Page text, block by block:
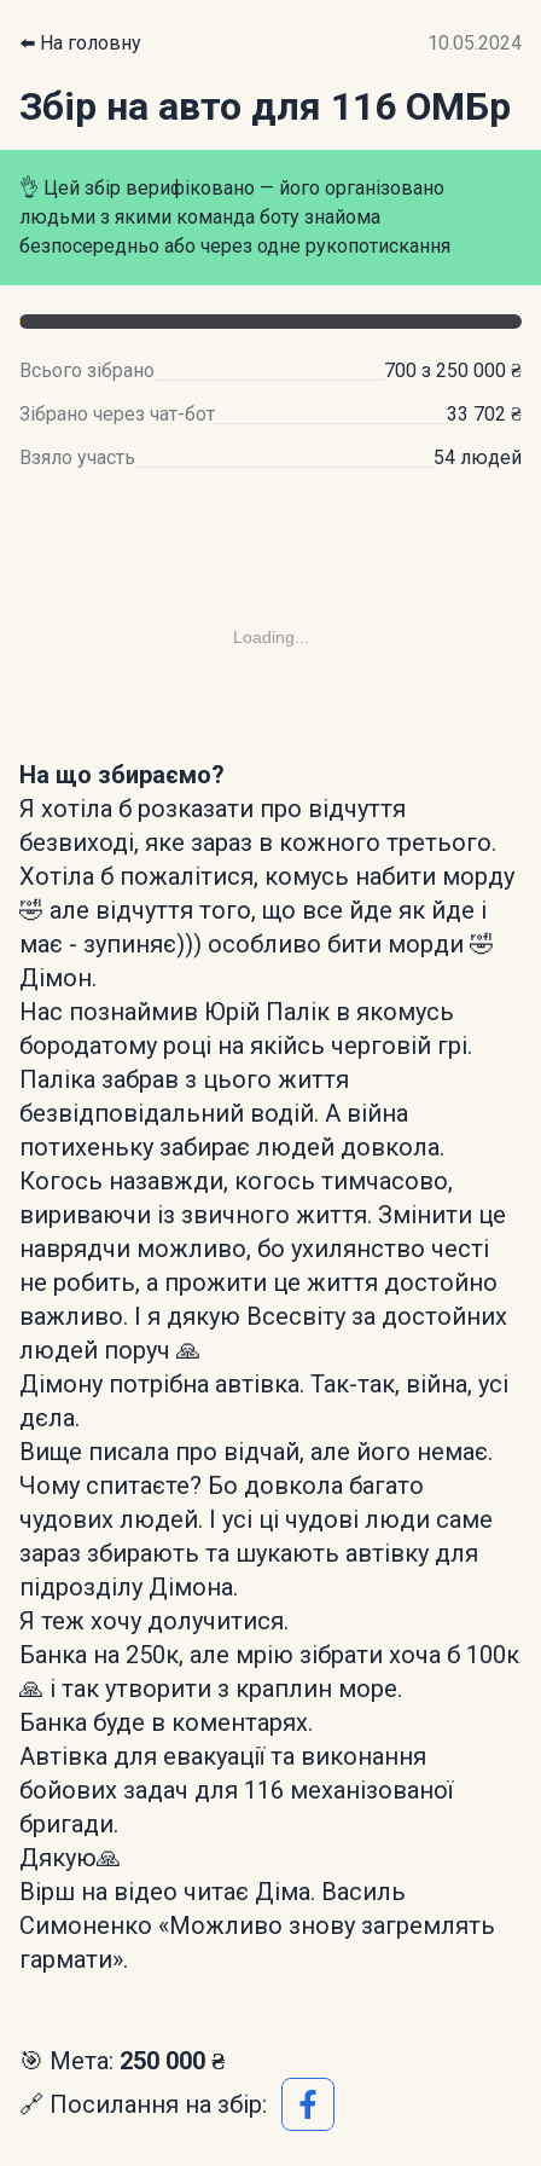
⬅️ На головну 10.05.2024
Збір на авто для 116 ОМБр
👌 Цей збір верифіковано — його організовано
людьми з якими команда боту знайома
безпосередньо або через одне рукопотискання
Всього зібрано
700 з 250 000 ₴
Зібрано через чат-бот
33 702 ₴
Взяло участь
54 людей
Loading...
На що збираємо?
Я хотіла б розказати про відчуття
безвиході, яке зараз в кожного третього.
Хотіла б пожалітися, комусь набити морду
🤣 але відчуття того, що все йде як йде і
має - зупиняє))) особливо бити морди 🤣
Дімон.
Нас познаймив Юрій Палік в якомусь
бородатому році на якійсь черговій грі.
Паліка забрав з цього життя
безвідповідальний водій. А війна
потихеньку забирає людей довкола.
Когось назавжди, когось тимчасово,
вириваючи із звичного життя. Змінити це
наврядчи можливо, бо ухилянство честі
не робить, а прожити це життя достойно
важливо. І я дякую Всесвіту за достойних
людей поруч 🙏
Дімону потрібна автівка. Так-так, війна, усі
дєла.
Вище писала про відчай, але його немає.
Чому спитаєте? Бо довкола багато
чудових людей. І усі ці чудові люди саме
зараз збирають та шукають автівку для
підрозділу Дімона.
Я теж хочу долучитися.
Банка на 250к, але мрію зібрати хоча б 100к
🙏 і так утворити з краплин море.
Банка буде в коментарях.
Автівка для евакуації та виконання
бойових задач для 116 механізованої
бригади.
Дякую🙏
Вірш на відео читає Діма. Василь
Симоненко «Можливо знову загремлять
гармати».
🎯 Мета: 250 000 ₴
🔗 Посилання на збір: